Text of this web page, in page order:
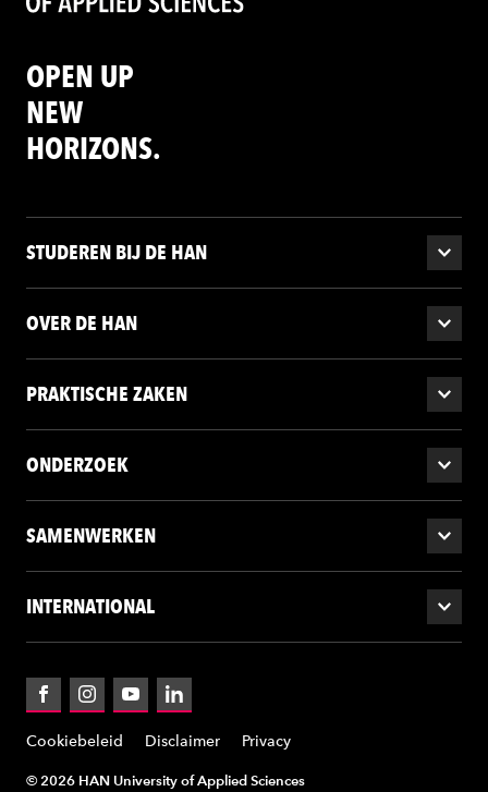
OPEN UP
NEW
HORIZONS.
STUDEREN BIJ DE HAN
OVER DE HAN
PRAKTISCHE ZAKEN
ONDERZOEK
SAMENWERKEN
INTERNATIONAL
FacebookInstagramYouTubeLinkedIn
Cookiebeleid Disclaimer Privacy
© 2026 HAN University of Applied Sciences